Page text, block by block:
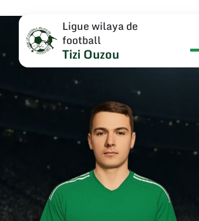
Ligue wilaya de
football
Tizi Ouzou